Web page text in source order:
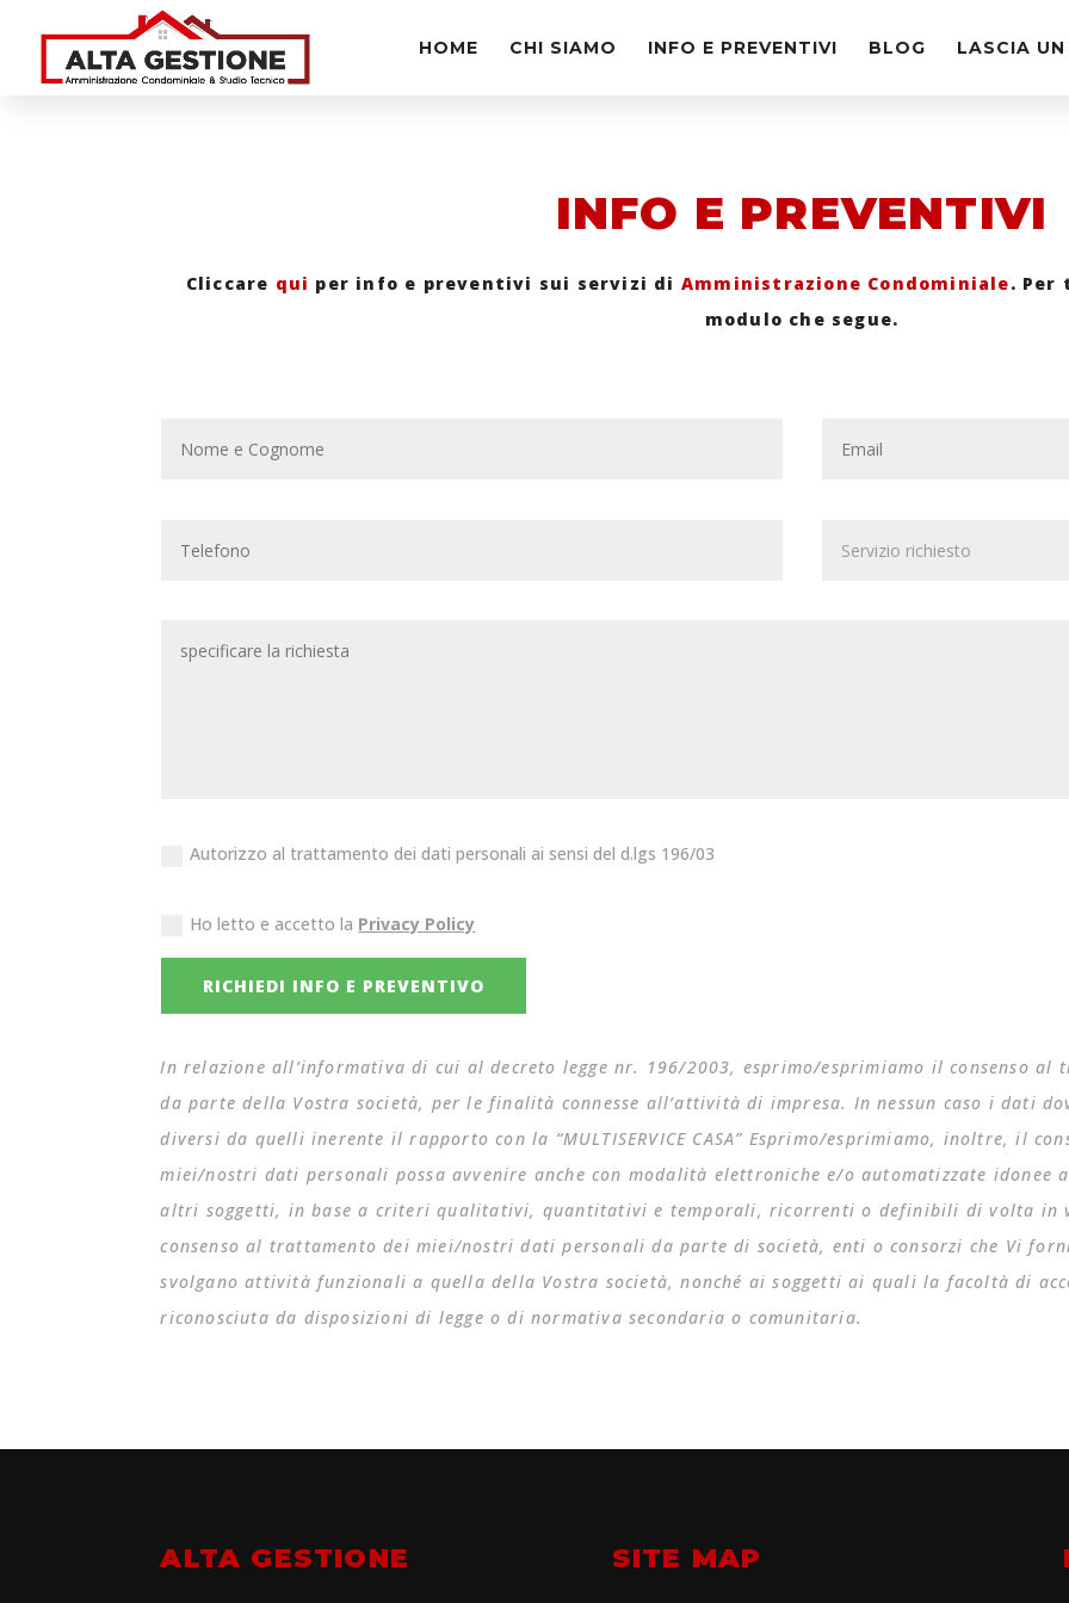
HOME CHI SIAMO INFO E PREVENTIVI BLOG LASCIA
INFO E PREVENTIVI
Cliccare qui per info e preventivi sui servizi di Amministrazione Condominiale.
modulo che segue.
Autorizzo al trattamento dei dati personali ai sensi del d.lgs 196/03
Ho letto e accetto la Privacy Policy
RICHIEDI INFO E PREVENTIVO
In relazione all’informativa di cui al decreto legge nr. 196/2003, esprimo/esprimiamo il consenso
da parte della Vostra società, per le finalità connesse all’attività di impresa. In nessun caso i dati
diversi da quelli inerente il rapporto con la “MULTISERVICE CASA” Esprimo/esprimiamo, inoltre, il
miei/nostri dati personali possa avvenire anche con modalità elettroniche e/o automatizzate idonee
altri soggetti, in base a criteri qualitativi, quantitativi e temporali, ricorrenti o definibili di volta in
consenso al trattamento dei miei/nostri dati personali da parte di società, enti o consorzi che Vi
svolgano attività funzionali a quella della Vostra società, nonché ai soggetti ai quali la facoltà di
riconosciuta da disposizioni di legge o di normativa secondaria o comunitaria.
ALTA GESTIONE SITE MAP